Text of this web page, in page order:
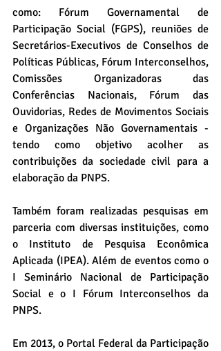
como: Fórum Governamental de
Participação Social (FGPS), reuniões de
Secretários-Executivos de Conselhos de
Políticas Públicas, Fórum Interconselhos,
Comissões Organizadoras das
Conferências Nacionais, Fórum das
Ouvidorias, Redes de Movimentos Sociais
e Organizações Não Governamentais -
tendo como objetivo acolher as
contribuições da sociedade civil para a
elaboração da PNPS.
Também foram realizadas pesquisas em
parceria com diversas instituições, como
o Instituto de Pesquisa Econômica
Aplicada (IPEA). Além de eventos como o
I Seminário Nacional de Participação
Social e o I Fórum Interconselhos da
PNPS.
Em 2013, o Portal Federal da Participação